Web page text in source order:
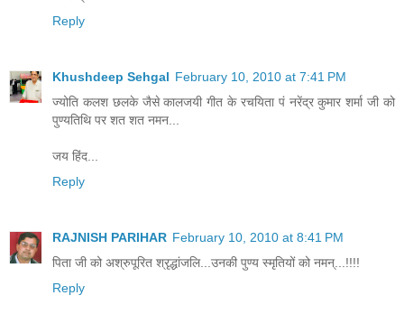
Reply
Khushdeep Sehgal February 10, 2010 at 7:41 PM
ज्योति कलश छलके जैसे कालजयी गीत के रचयिता पं नरेंद्र कुमार शर्मा जी को
पुण्यतिथि पर शत शत नमन...
जय हिंद...
Reply
RAJNISH PARIHAR February 10, 2010 at 8:41 PM
पिता जी को अश्रुपूरित श्रृद्धांजलि...उनकी पुण्य स्मृतियों को नमन्...!!!!
Reply